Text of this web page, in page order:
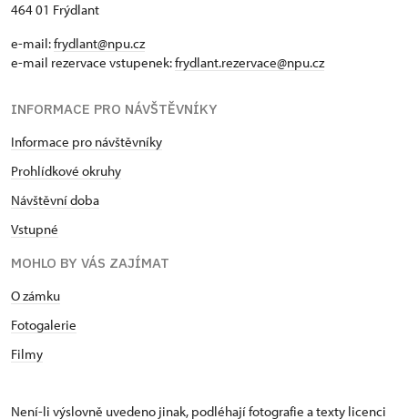
464 01 Frýdlant
e-mail:frydlant@npu.cz
e-mail rezervace vstupenek:frydlant.rezervace@npu.cz
INFORMACE PRO NÁVŠTĚVNÍKY
Informace pro návštěvníky
Prohlídkové okruhy
Návštěvní doba
Vstupné
MOHLO BY VÁS ZAJÍMAT
O zámku
Fotogalerie
Filmy
Není-li výslovně uvedeno jinak, podléhají fotografie a texty licenci